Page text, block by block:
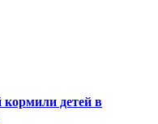
детей в